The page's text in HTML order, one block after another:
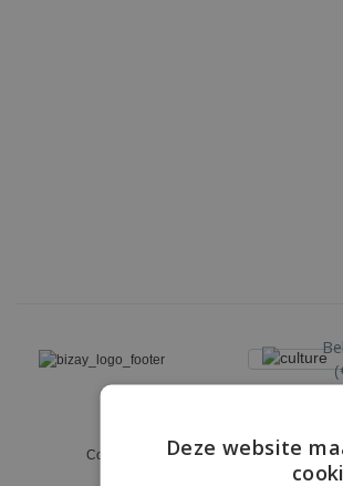
Copyright © 2026 - BIZAY. Alle rechten
Deze website